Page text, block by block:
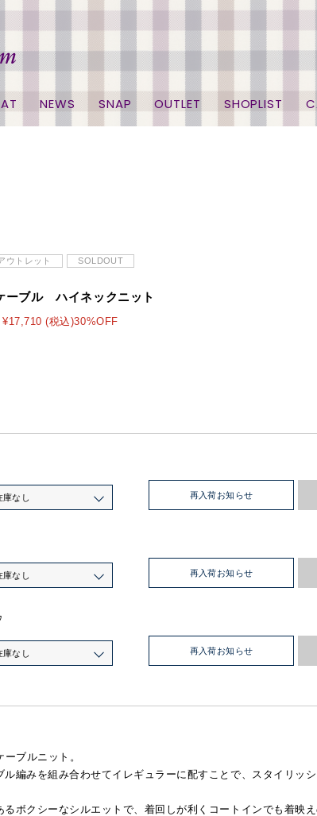
NEWS SNAP OUTLET SHOPLIST
ウトレット SOLDOUT
ーブル ハイネックニット
¥17,710 (税込)30%OFF
庫なし 再入荷お知らせ
庫なし 再入荷お知らせ
庫なし 再入荷お知らせ
ブルニット。
ル編みを組み合わせてイレギュラーに配すことで、スタイリッ
るボクシーなシルエットで、着回しが利くコートインでも着映